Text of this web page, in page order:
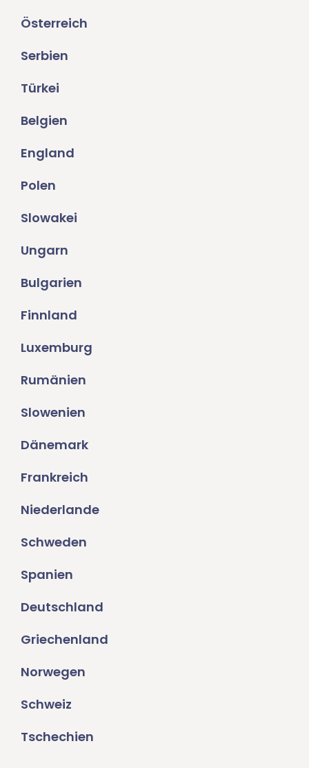
Österreich
Serbien
Türkei
Belgien
England
Polen
Slowakei
Ungarn
Bulgarien
Finnland
Luxemburg
Rumänien
Slowenien
Dänemark
Frankreich
Niederlande
Schweden
Spanien
Deutschland
Griechenland
Norwegen
Schweiz
Tschechien